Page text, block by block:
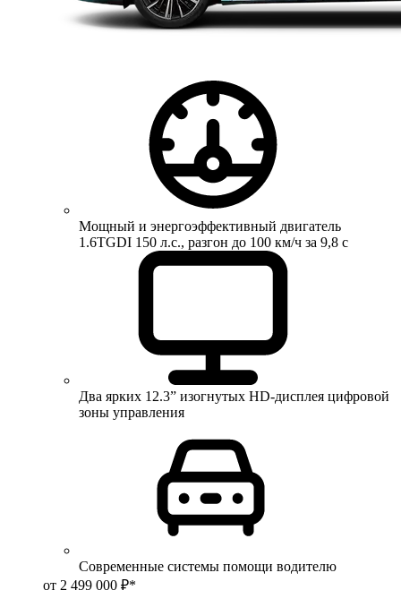
Мощный и энергоэффективный двигатель
1.6TGDI 150 л.с., разгон до 100 км/ч за 9,8 с
Два ярких 12.3” изогнутых HD-дисплея цифровой
зоны управления
Современные системы помощи водителю
от 2 499 000 ₽*